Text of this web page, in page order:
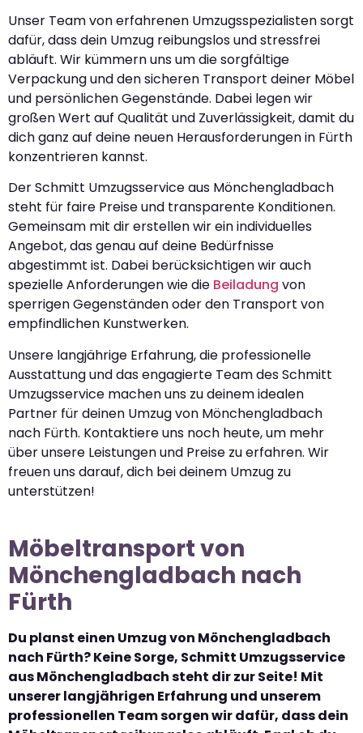
Unser Team von erfahrenen Umzugsspezialisten sorgt
dafür, dass dein Umzug reibungslos und stressfrei
abläuft. Wir kümmern uns um die sorgfältige
Verpackung und den sicheren Transport deiner Möbel
und persönlichen Gegenstände. Dabei legen wir
großen Wert auf Qualität und Zuverlässigkeit, damit du
dich ganz auf deine neuen Herausforderungen in Fürth
konzentrieren kannst.
Der Schmitt Umzugsservice aus Mönchengladbach
steht für faire Preise und transparente Konditionen.
Gemeinsam mit dir erstellen wir ein individuelles
Angebot, das genau auf deine Bedürfnisse
abgestimmt ist. Dabei berücksichtigen wir auch
spezielle Anforderungen wie die Beiladung von
sperrigen Gegenständen oder den Transport von
empfindlichen Kunstwerken.
Unsere langjährige Erfahrung, die professionelle
Ausstattung und das engagierte Team des Schmitt
Umzugsservice machen uns zu deinem idealen
Partner für deinen Umzug von Mönchengladbach
nach Fürth. Kontaktiere uns noch heute, um mehr
über unsere Leistungen und Preise zu erfahren. Wir
freuen uns darauf, dich bei deinem Umzug zu
unterstützen!
Möbeltransport von
Mönchengladbach nach
Fürth
Du planst einen Umzug von Mönchengladbach
nach Fürth? Keine Sorge, Schmitt Umzugsservice
aus Mönchengladbach steht dir zur Seite! Mit
unserer langjährigen Erfahrung und unserem
professionellen Team sorgen wir dafür, dass dein